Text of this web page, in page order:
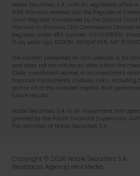
Noble Securities S.A. , with its registered office
838 Warsaw, entered into the Register of
Court Register maintained by the District Court
Warsaw in Warsaw, 13th Commercial Division
Register, under KRS number: 0000018651,
(fully paid-up), REGON: 350647408, NIP:
The content presented on this website is for
and does not constitute an offer within the
Code, investment advice, or an investment
financial instruments involves risks, including
part or all of the invested capital. Past
future results.
Noble Securities S.A. is an investment firm
granted by the Polish Financial Supervision
the activities of Noble Securities S.A.
Copyright © 2026 Noble Securities S.A.
Realizacja: Agencja Mint Media